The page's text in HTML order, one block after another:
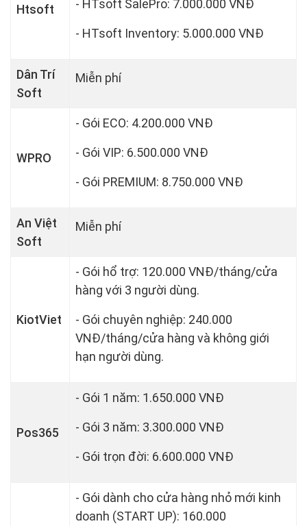
Htsoft - HTsoft SalePro: 7.000.000 VNĐ
- HTsoft Inventory: 5.000.000 VNĐ
Dân Trí
Soft
Miễn phí
WPRO
- Gói ECO: 4.200.000 VNĐ
- Gói VIP: 6.500.000 VNĐ
- Gói PREMIUM: 8.750.000 VNĐ
An Việt
Soft
Miễn phí
KiotViet
- Gói hổ trợ: 120.000 VNĐ/tháng/cửa
hàng với 3 người dùng.
- Gói chuyên nghiệp: 240.000
VNĐ/tháng/cửa hàng và không giới
hạn người dùng.
Pos365
- Gói 1 năm: 1.650.000 VNĐ
- Gói 3 năm: 3.300.000 VNĐ
- Gói trọn đời: 6.600.000 VNĐ
- Gói dành cho cửa hàng nhỏ mới kinh
doanh (START UP): 160.000